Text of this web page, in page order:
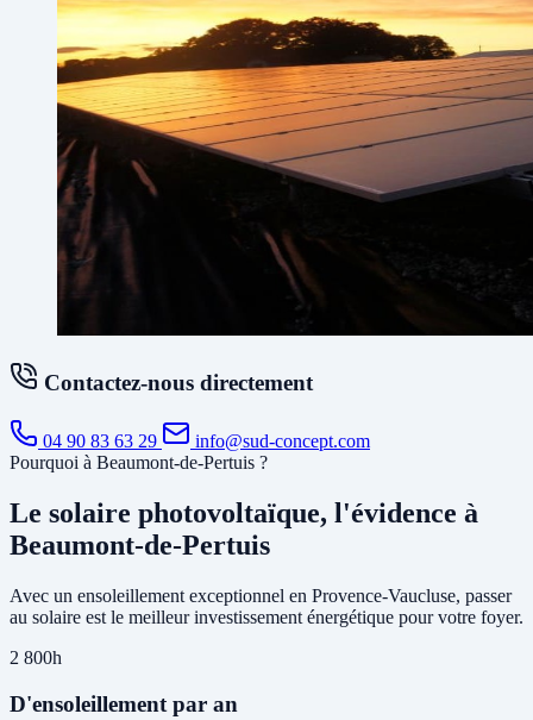
Contactez-nous directement
04 90 83 63 29
info@sud-concept.com
Pourquoi à Beaumont-de-Pertuis ?
Le solaire photovoltaïque, l'évidence à
Beaumont-de-Pertuis
Avec un ensoleillement exceptionnel en Provence-Vaucluse, passer
au solaire est le meilleur investissement énergétique pour votre foyer.
2 800h
D'ensoleillement par an